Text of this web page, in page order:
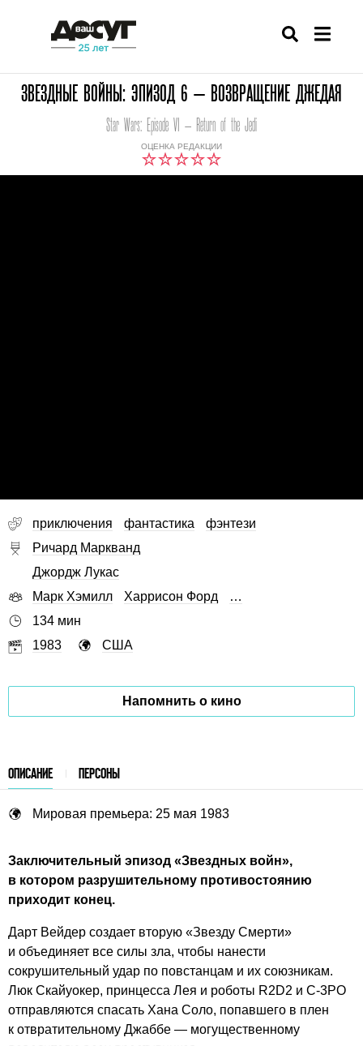
ЗВЕЗДНЫЕ ВОЙНЫ: ЭПИЗОД 6 — ВОЗВРАЩЕНИЕ ДЖЕДАЯ
ОЦЕНКА РЕДАКЦИИ
Star Wars: Episode VI — Return of the Jedi
приключения фантастика
фэнтези
Ричард Маркванд
Джордж Лукас
Марк Хэмилл
Харрисон Форд
…
134 мин
1983
США
Напомнить о кино
ОПИСАНИЕ ПЕРСОНЫ
Мировая премьера: 25 мая 1983
Заключительный эпизод «Звездных войн»,
в котором разрушительному противостоянию
приходит конец.
Дарт Вейдер создает вторую «Звезду Смерти»
и объединяет все силы зла, чтобы нанести
сокрушительный удар по повстанцам и их союзникам.
Люк Скайуокер, принцесса Лея и роботы R2D2 и C-3PO
отправляются спасать Хана Соло, попавшего в плен
к отвратительному Джаббе — могущественному